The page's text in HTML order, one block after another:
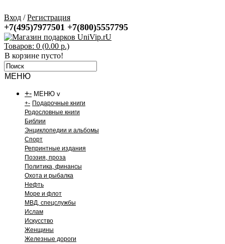
Вход /Регистрация
+7(495)7977501 +7(800)5557795
Товаров: 0 (0.00 р.)
В корзине пусто!
МЕНЮ
+- МЕНЮ v
+- Подарочные книги
Родословные книги
Библии
Энциклопедии и альбомы
Спорт
Репринтные издания
Поэзия, проза
Политика, финансы
Охота и рыбалка
Нефть
Море и флот
МВД, спецслужбы
Ислам
Искусство
Женщины
Железные дороги